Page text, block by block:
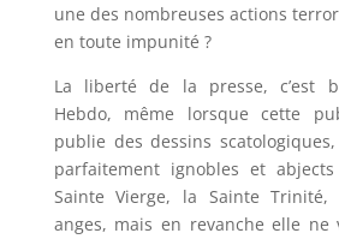
une des nombreuses actions
en toute impunité ?
La liberté de la presse, c’est
Hebdo, même lorsque cette
publie des dessins
parfaitement ignobles et
Sainte Vierge, la Sainte
anges, mais en revanche elle